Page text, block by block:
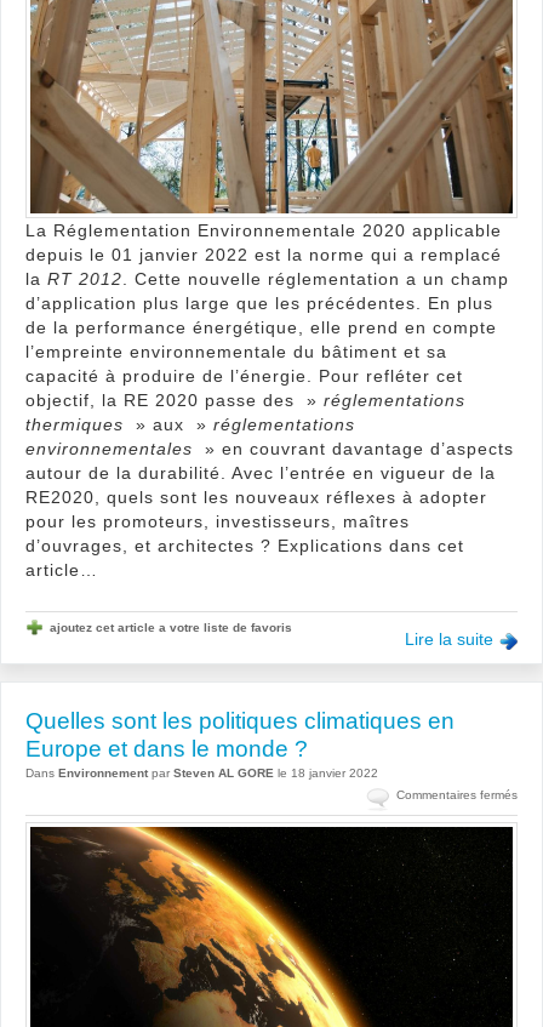
La Réglementation Environnementale 2020 applicable
depuis le 01 janvier 2022 est la norme qui a remplacé
la RT 2012 . Cette nouvelle réglementation a un champ
d’application plus large que les précédentes. En plus
de la performance énergétique, elle prend en compte
l’empreinte environnementale du bâtiment et sa
capacité à produire de l’énergie. Pour refléter cet
objectif, la RE 2020 passe des » réglementations
thermiques » aux » réglementations
environnementales » en couvrant davantage d’aspects
autour de la durabilité. Avec l’entrée en vigueur de la
RE2020, quels sont les nouveaux réflexes à adopter
pour les promoteurs, investisseurs, maîtres
d’ouvrages, et architectes ? Explications dans cet
article…
Lire la suite
ajoutez cet article a votre liste de favoris
Quelles sont les politiques climatiques en
Europe et dans le monde ?
Dans Environnement par Steven AL GORE le 18 janvier 2022
Commentaires ferméssur